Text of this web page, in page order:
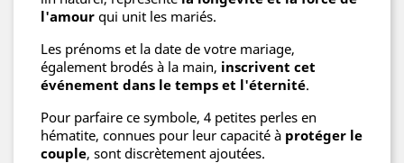
l'amour qui unit les mariés.
Les prénoms et la date de votre mariage,
également brodés à la main, inscrivent cet
événement dans le temps et l'éternité.
Pour parfaire ce symbole, 4 petites perles en
hématite, connues pour leur capacité à protéger le
couple, sont discrètement ajoutées.